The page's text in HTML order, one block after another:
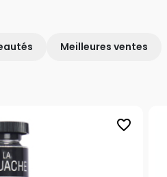
Meilleures ventes
favorite_border